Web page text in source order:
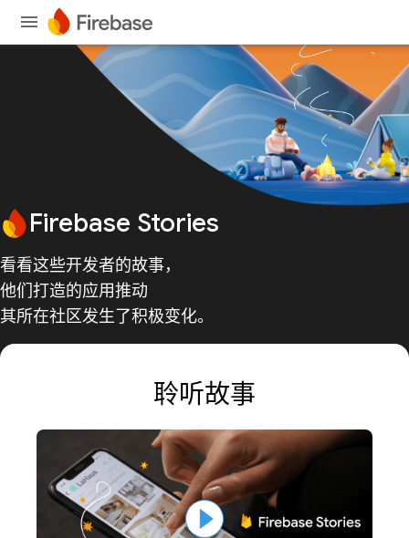
Firebase Stories
看看这些开发者的故事，
他们打造的应用推动
其所在社区发生了积极变化。
聆听故事